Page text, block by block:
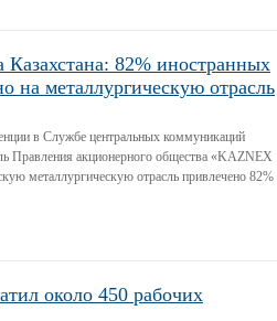
Казахстана: 82% иностранных
на металлургическую отрасль
в Службе центральных коммуникаций
Правления акционерного общества «KAZNEX
металлургическую отрасль привлечено 82%
около 450 рабочих